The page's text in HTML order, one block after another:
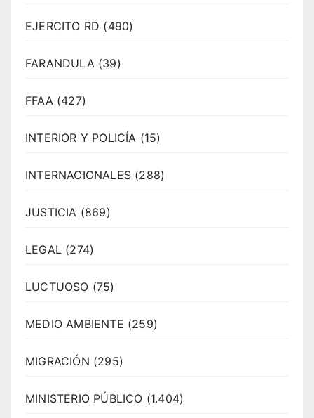
EJERCITO RD (490)
FARANDULA(39)
FFAA(427)
INTERIOR Y POLICÍA (15)
INTERNACIONALES (288)
JUSTICIA (869)
LEGAL (274)
LUCTUOSO (75)
MEDIO AMBIENTE (259)
MIGRACIÓN (295)
MINISTERIO PÚBLICO (1.404)